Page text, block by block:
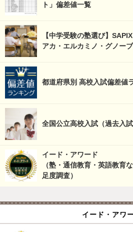
ト」偏差値一覧
【中学受験の塾選び】
アカ・エルカミノ・グノー
都道府県別 高校入試偏差値
全国公立高校入試（過去入試
イード・アワード
（塾・通信教育・英語教育
足度調査）
イード・アワ